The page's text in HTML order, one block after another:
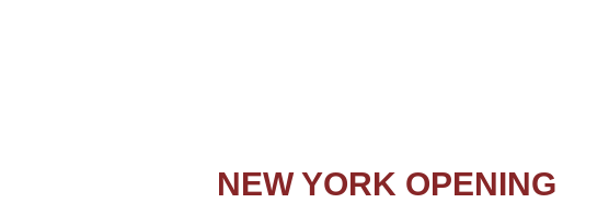
NEW YORK OPENING